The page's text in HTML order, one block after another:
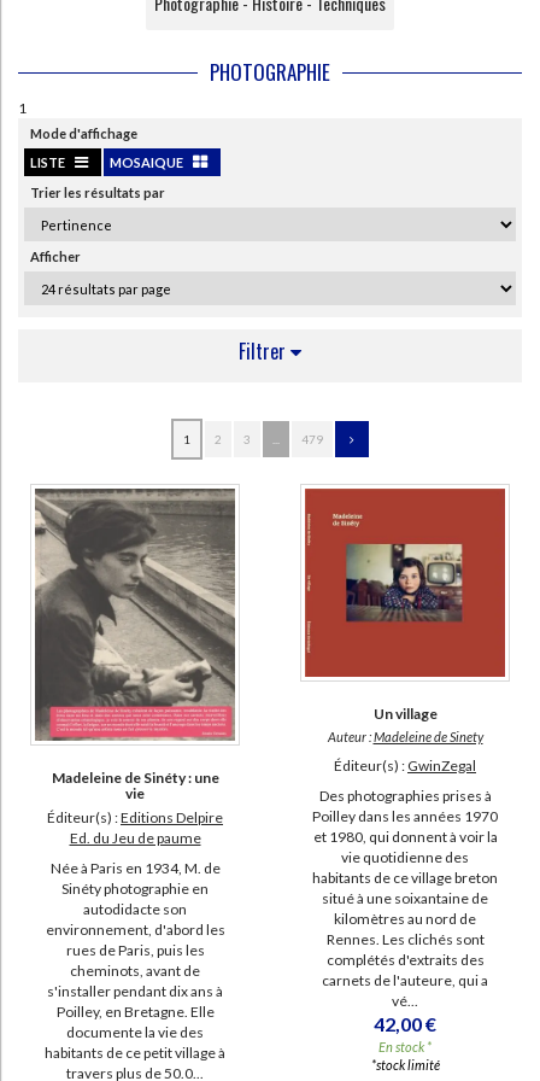
PHOTOGRAPHIE
1
Mode d'affichage
LISTE
MOSAIQUE
Trier les résultats par
Afficher
Filtrer
Poivert, Michel (55)
Caujolle, Christian (52)
Douillet, Joël (50)
Chéroux, Clément (47)
Gaymard, Alain (41)
Photostravellers, Photostravellers (40)
Depardon, Raymond (38)
Plossu, Bernard (37)
SUPPORT
livre (9926)
IAD (1095)
poche (262)
revue (113)
coffret (70)
film (6)
document-audio (3)
logiciel-educatif (3)
1 2 3 ... 479
Madeleine de Sinéty : une
vie
Éditeur(s) :Editions Delpire
Ed. du Jeu de paume
Née à Paris en 1934, M. de
Sinéty photographie en
autodidacte son
environnement, d'abord les
rues de Paris, puis les
cheminots, avant de
s'installer pendant dix ans à
Poilley, en Bretagne. Elle
documente la vie des
habitants de ce petit village à
travers plus de 50.0...
Un village
Auteur :Madeleine de Sinety
Éditeur(s) : GwinZegal
Des photographies prises à
Poilley dans les années 1970
et 1980, qui donnent à voir la
vie quotidienne des
habitants de ce village breton
situé à une soixantaine de
kilomètres au nord de
Rennes. Les clichés sont
complétés d'extraits des
carnets de l'auteure, qui a
vé...
42,00 €
En stock *
*stock limité